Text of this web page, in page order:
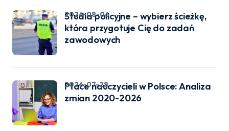
Studia policyjne – wybierz ścieżkę,
która przygotuje Cię do zadań
zawodowych
2026-08-06
Płace nauczycieli w Polsce: Analiza
zmian 2020-2026
2026-07-28